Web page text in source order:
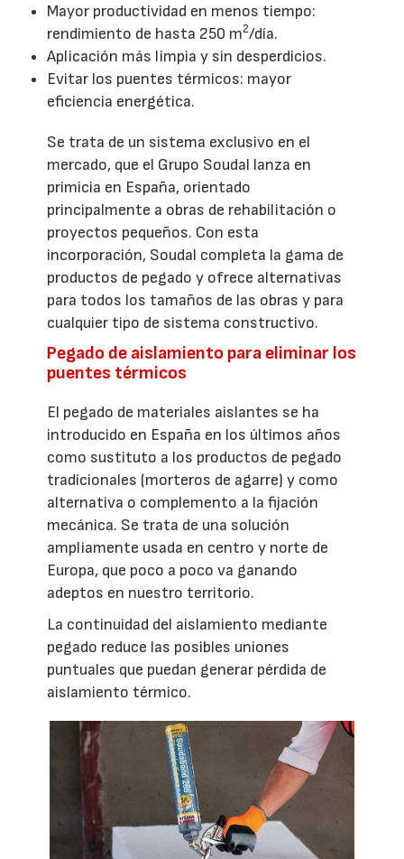
Mayor productividad en menos tiempo:
rendimiento de hasta 250 m2/día.
Aplicación más limpia y sin desperdicios.
Evitar los puentes térmicos: mayor
eficiencia energética.
Se trata de un sistema exclusivo en el
mercado, que el Grupo Soudal lanza en
primicia en España, orientado
principalmente a obras de rehabilitación o
proyectos pequeños. Con esta
incorporación, Soudal completa la gama de
productos de pegado y ofrece alternativas
para todos los tamaños de las obras y para
cualquier tipo de sistema constructivo.
Pegado de aislamiento para eliminar los
puentes térmicos
El pegado de materiales aislantes se ha
introducido en España en los últimos años
como sustituto a los productos de pegado
tradicionales (morteros de agarre) y como
alternativa o complemento a la fijación
mecánica. Se trata de una solución
ampliamente usada en centro y norte de
Europa, que poco a poco va ganando
adeptos en nuestro territorio.
La continuidad del aislamiento mediante
pegado reduce las posibles uniones
puntuales que puedan generar pérdida de
aislamiento térmico.